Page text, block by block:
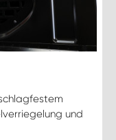
und